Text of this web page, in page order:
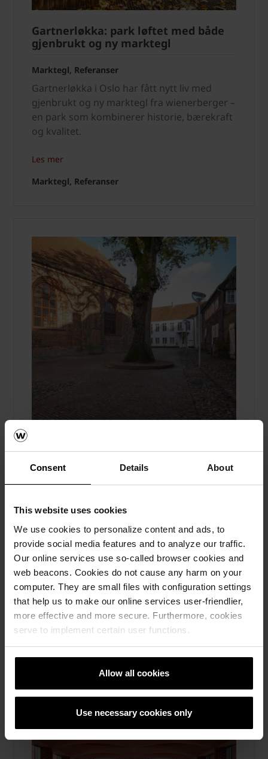
Consent Details About
This website uses cookies
We use cookies to personalize content and ads, to
provide social media features and to analyze our traffic.
Our online services use so-called browser cookies and
web beacons. Cookies do not cause any harm on your
computer. They are small files with configuration settings
that help us to make our online services user-friendlier,
more effective and more secure. Furthermore, cookies
serve to implement certain user functions.
Allow all cookies
Use necessary cookies only
Gartnerløkka: park løftet med både
gjenbrukt og ny marktegl
Marktegl, Referanser
Gartnerløkka i Oslo har fått nytt liv med
gjenbrukt og ny marktegl fra wienerberger –
en park som kombinerer historie, bærekraft
og kvalitet.
Les mer
Marktegl, Referanser
Historisk kirkebakke får nytt liv med
belegningssteiner
Danmark er blitt renovert med stor respekt
for omgivelsene, og har fått ny belegning fra
wienerberger.
Les mer
Referanser, Marktegl